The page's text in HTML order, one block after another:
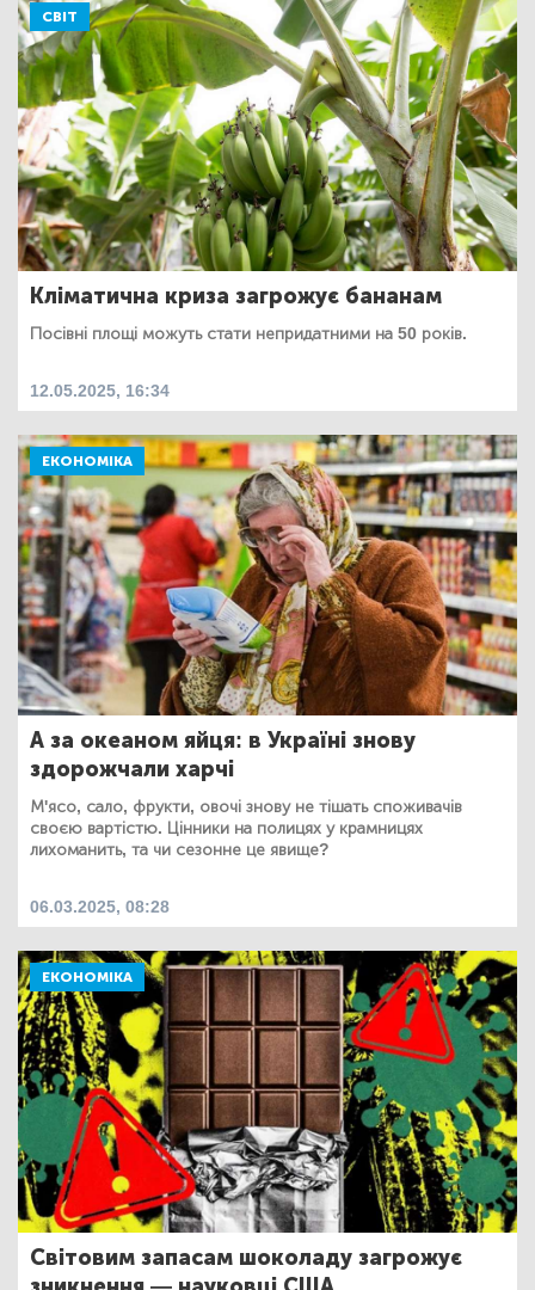
СВІТ
Кліматична криза загрожує бананам
Посівні площі можуть стати непридатними на 50 років.
12.05.2025, 16:34
ЕКОНОМІКА
А за океаном яйця: в Україні знову
здорожчали харчі
М'ясо, сало, фрукти, овочі знову не тішать споживачів
своєю вартістю. Цінники на полицях у крамницях
лихоманить, та чи сезонне це явище?
06.03.2025, 08:28
ЕКОНОМІКА
Світовим запасам шоколаду загрожує